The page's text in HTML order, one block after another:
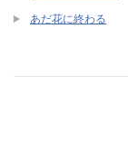
あだ花に終わる